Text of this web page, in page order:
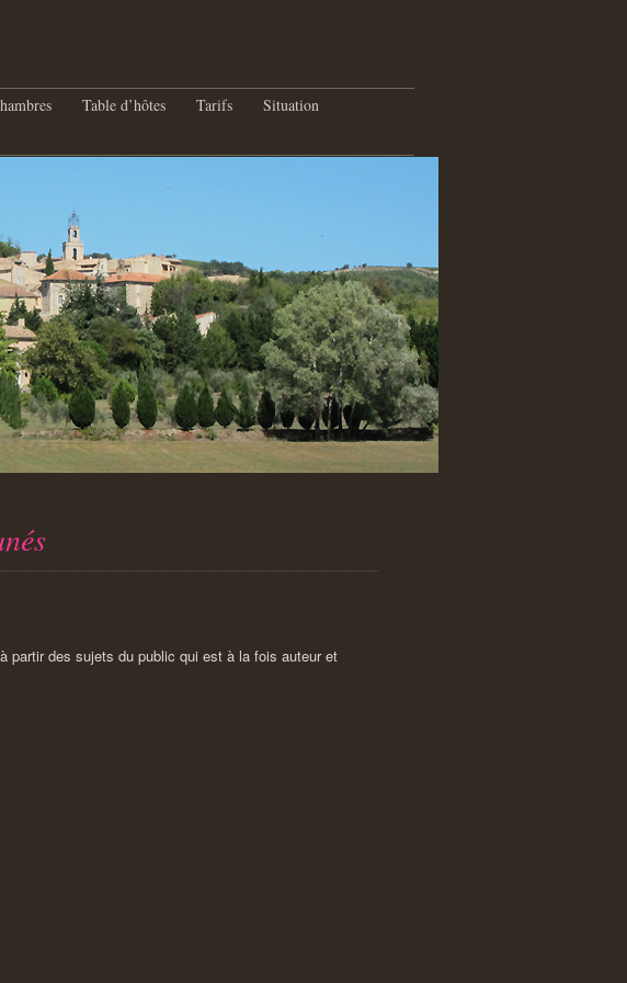
Table d’hôtes Tarifs
Situation
partir des sujets du public qui est à la fois auteur et